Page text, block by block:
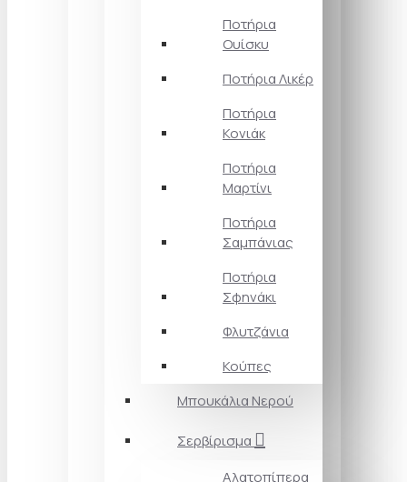
Ποτήρια
Ουίσκυ
Ποτήρια Λικέρ
Ποτήρια
Κονιάκ
Ποτήρια
Μαρτίνι
Ποτήρια
Σαμπάνιας
Ποτήρια
Σφηνάκι
Φλυτζάνια
Κούπες
Μπουκάλια Νερού
Σερβίρισμα
Αλατοπίπερα